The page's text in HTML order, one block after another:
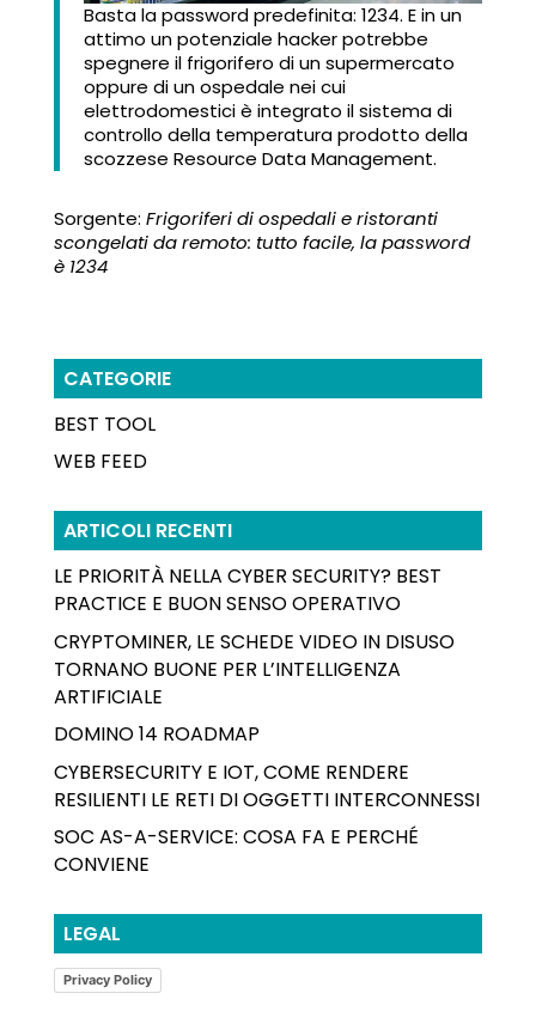
Basta la password predefinita: 1234. E in un
attimo un potenziale hacker potrebbe
spegnere il frigorifero di un supermercato
oppure di un ospedale nei cui
elettrodomestici è integrato il sistema di
controllo della temperatura prodotto della
scozzese Resource Data Management.
Sorgente: Frigoriferi di ospedali e ristoranti
scongelati da remoto: tutto facile, la password
è 1234
CATEGORIE
BEST TOOL
WEB FEED
ARTICOLI RECENTI
LE PRIORITÀ NELLA CYBER SECURITY? BEST
PRACTICE E BUON SENSO OPERATIVO
CRYPTOMINER, LE SCHEDE VIDEO IN DISUSO
TORNANO BUONE PER L’INTELLIGENZA
ARTIFICIALE
DOMINO 14 ROADMAP
CYBERSECURITY E IOT, COME RENDERE
RESILIENTI LE RETI DI OGGETTI INTERCONNESSI
SOC AS-A-SERVICE: COSA FA E PERCHÉ
CONVIENE
LEGAL
Privacy Policy